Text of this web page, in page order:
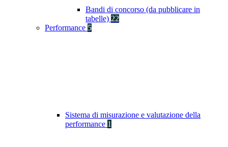
Bandi di concorso (da pubblicare in
tabelle) 22
Performance 5
Sistema di misurazione e valutazione della
performance 1